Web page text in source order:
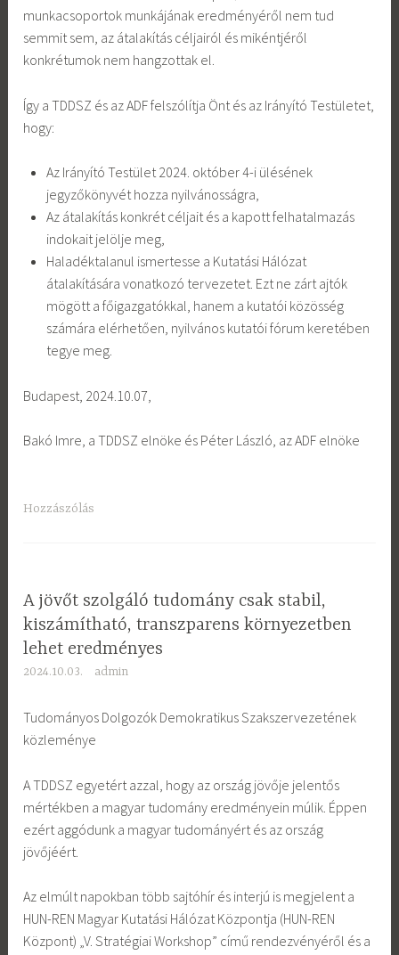
munkacsoportok munkájának eredményéről nem tud
semmit sem, az átalakítás céljairól és mikéntjéről
konkrétumok nem hangzottak el.
Így a TDDSZ és az ADF felszólítja Önt és az Irányító Testületet,
hogy:
Az Irányító Testület 2024. október 4-i ülésének
jegyzőkönyvét hozza nyilvánosságra,
Az átalakítás konkrét céljait és a kapott felhatalmazás
indokait jelölje meg,
Haladéktalanul ismertesse a Kutatási Hálózat
átalakítására vonatkozó tervezetet. Ezt ne zárt ajtók
mögött a főigazgatókkal, hanem a kutatói közösség
számára elérhetően, nyilvános kutatói fórum keretében
tegye meg.
Budapest, 2024.10.07,
Bakó Imre, a TDDSZ elnöke és Péter László, az ADF elnöke
Hozzászólás
A jövőt szolgáló tudomány csak stabil,
kiszámítható, transzparens környezetben
lehet eredményes
2024.10.03. admin
Tudományos Dolgozók Demokratikus Szakszervezetének
közleménye
A TDDSZ egyetért azzal, hogy az ország jövője jelentős
mértékben a magyar tudomány eredményein múlik. Éppen
ezért aggódunk a magyar tudományért és az ország
jövőjéért.
Az elmúlt napokban több sajtóhír és interjú is megjelent a
HUN-REN Magyar Kutatási Hálózat Központja (HUN-REN
Központ) „V. Stratégiai Workshop” című rendezvényéről és a